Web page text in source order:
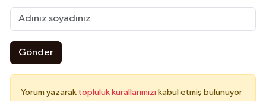
Gönder
Yorum yazarak topluluk kurallarımızı kabul etmiş bulunuyor